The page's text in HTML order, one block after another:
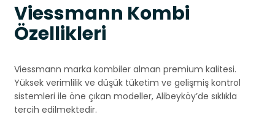
Viessmann Kombi
Özellikleri
Viessmann marka kombiler alman premium kalitesi.
Yüksek verimlilik ve düşük tüketim ve gelişmiş kontrol
sistemleri ile öne çıkan modeller, Alibeyköy’de sıklıkla
tercih edilmektedir.